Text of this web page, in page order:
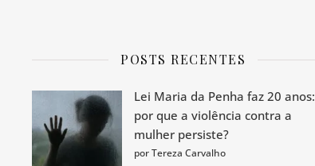
POSTS RECENTES
Lei Maria da Penha faz 20 anos:
por que a violência contra a
mulher persiste?
por Tereza Carvalho